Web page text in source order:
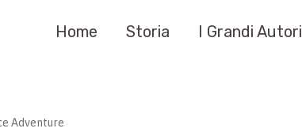
Home Storia I Grandi Autori
Adventure